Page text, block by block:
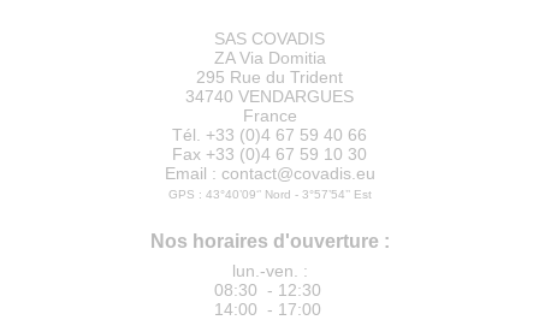
SAS COVADIS
ZA Via Domitia
295 Rue du Trident
34740 VENDARGUES
France
Tél. +33 (0)4 67 59 40 66
Fax +33 (0)4 67 59 10 30
Email : contact@covadis.eu
GPS : 43°40’09‘’ Nord - 3°57’54’’ Est
Nos horaires d'ouverture :
lun.-ven. :
08:30 - 12:30
14:00 - 17:00